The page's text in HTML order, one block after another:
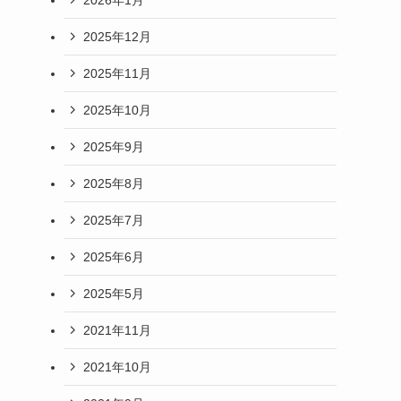
2025年12月
2025年11月
2025年10月
2025年9月
2025年8月
2025年7月
2025年6月
2025年5月
2021年11月
2021年10月